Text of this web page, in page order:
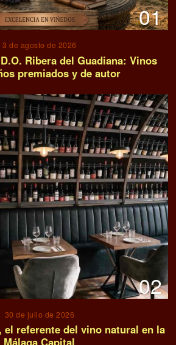
01
3 de agosto de 2026
Ribera del Guadiana: Vinos
premiados y de autor
02
30 de julio de 2026
el referente del vino natural en la